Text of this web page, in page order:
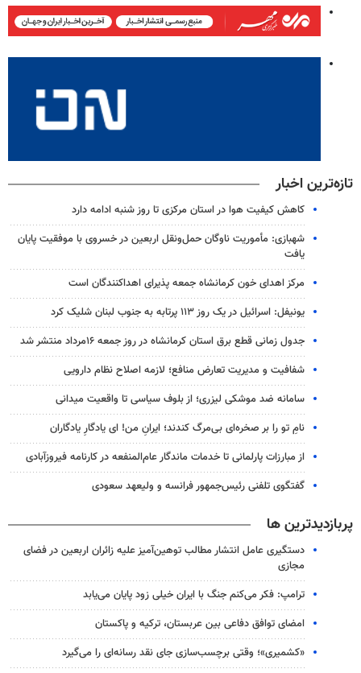
تازه‌ترین اخبار
کاهش کیفیت هوا در استان مرکزی تا روز شنبه ادامه دارد
شهبازی: مأموریت ناوگان حمل‌ونقل اربعین در خسروی با موفقیت پایان
یافت
مرکز اهدای خون کرمانشاه جمعه پذیرای اهداکنندگان است
یونیفل: اسرائیل در یک روز ۱۱۳ پرتابه به جنوب لبنان شلیک کرد
جدول زمانی قطع برق استان کرمانشاه در روز جمعه ۱۶مرداد منتشر شد
شفافیت و مدیریت تعارض منافع؛ لازمه اصلاح نظام دارویی
سامانه ضد موشکی لیزری؛ از بلوف سیاسی تا واقعیت میدانی
نامِ تو را بر صخره‌ای بی‌مرگ کندند؛ ایرانِ من! ای یادگارِ یادگاران
از مبارزات پارلمانی تا خدمات ماندگار عام‌المنفعه در کارنامه فیروزآبادی
گفتگوی تلفنی رئیس‌جمهور فرانسه و ولیعهد سعودی
پربازدیدترین ها
دستگیری عامل انتشار مطالب توهین‌آمیز علیه زائران اربعین در فضای
مجازی
ترامپ: فکر می‌کنم جنگ با ایران خیلی زود پایان می‌یابد
امضای توافق دفاعی بین عربستان، ترکیه و پاکستان
«کشمیری»؛ وقتی برچسب‌سازی جای نقد رسانه‌ای را می‌گیرد